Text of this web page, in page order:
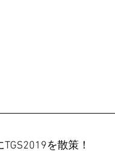
を散策！